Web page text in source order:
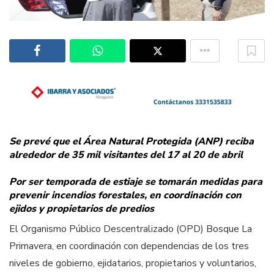
Se prevé que el Área Natural Protegida (ANP) reciba
alrededor de 35 mil visitantes del 17 al 20 de abril
Por ser temporada de estiaje se tomarán medidas para
prevenir incendios forestales, en coordinación con
ejidos y propietarios de predios
El Organismo Público Descentralizado (OPD) Bosque La
Primavera, en coordinación con dependencias de los tres
niveles de gobierno, ejidatarios, propietarios y voluntarios,